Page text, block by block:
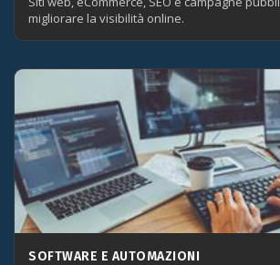
migliorare la visibilità online.
SOFTWARE E AUTOMAZIONI